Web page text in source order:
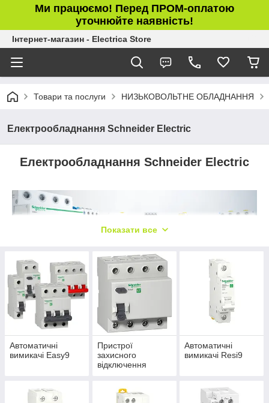
Ми працюємо! Перед ПРОМ-оплатою
уточнюйте наявність!
Інтернет-магазин - Electrica Store
Товари та послуги НИЗЬКОВОЛЬТНЕ ОБЛАДНАННЯ
Електрообладнання Schneider Electric
Електрообладнання Schneider Electric
Показати все
Автоматичні
вимикачі Easy9
Пристрої
захисного
відключення
Автоматичні
вимикачі Resi9